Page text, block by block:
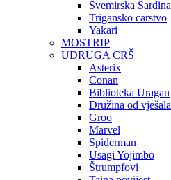
Svemirska Sardina
Trigansko carstvo
Yakari
MOSTRIP
UDRUGA CRŠ
Asterix
Conan
Biblioteka Uragan
Družina od vješala
Groo
Marvel
Spiderman
Usagi Yojimbo
Štrumpfovi